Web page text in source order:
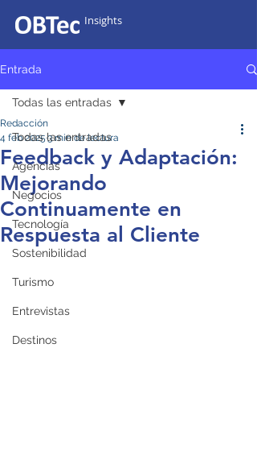
Insights
Entrada
Todas las entradas
Agencias
Negocios
Tecnología
Sostenibilidad
Turismo
Entrevistas
Destinos
Todas las entradas
Feedback y Adaptación:
Mejorando
Continuamente en
Respuesta al Cliente
Redacción
4 feb 2025 3 min de lectura